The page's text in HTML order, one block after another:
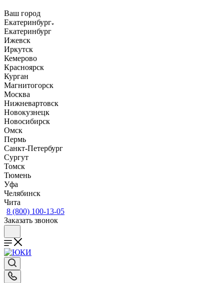
Ваш город
Екатеринбург
Екатеринбург
Ижевск
Иркутск
Кемерово
Красноярск
Курган
Магнитогорск
Москва
Нижневартовск
Новокузнецк
Новосибирск
Омск
Пермь
Санкт-Петербург
Сургут
Томск
Тюмень
Уфа
Челябинск
Чита
8 (800) 100-13-05
Заказать звонок